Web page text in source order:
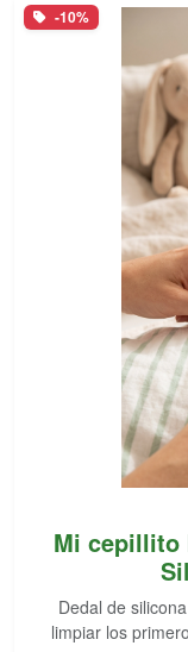
-10%
Mi cepillito
Dedal de
limpiar los